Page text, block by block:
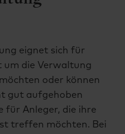
eignet sich für
um die Verwaltung
oder können
gut aufgehoben
für Anleger, die ihre
treffen möchten. Bei